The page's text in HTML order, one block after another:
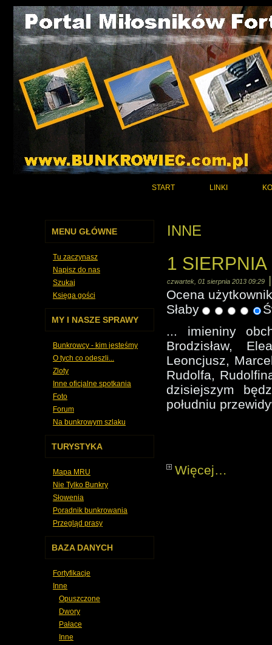
START LINKI
MENU GŁÓWNE
Tu zaczynasz
Napisz do nas
Szukaj
Księga gości
MY I NASZE SPRAWY
Bunkrowcy - kim jesteśmy
O tych co odeszli...
Zloty
Inne oficjalne spotkania
Foto
Forum
Na bunkrowym szlaku
TURYSTYKA
Mapa MRU
Nie Tylko Bunkry
Słowenia
Poradnik bunkrowania
Przegląd prasy
BAZA DANYCH
Fortyfikacje
Inne
Opuszczone
Dwory
Pałace
Inne
INNE
1
czwartek, 01 sierpnia 2013 09:29
Ocena
Słaby
... imieniny
Brodzisław,
Leoncjusz,
Rudolfa,
dzisiejszym
południu
Więcej…